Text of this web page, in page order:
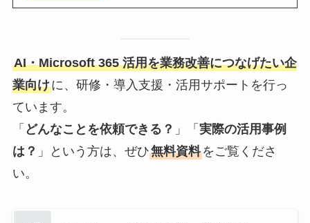
AI・Microsoft 365 活用を業務改善につなげたい企
業向けに、研修・導入支援・活用サポートを行っ
ています。
「 どんなことを依頼できる？ 」「 実際の活用事例
は？ 」という方は、ぜひ無料資料をご覧くださ
い。